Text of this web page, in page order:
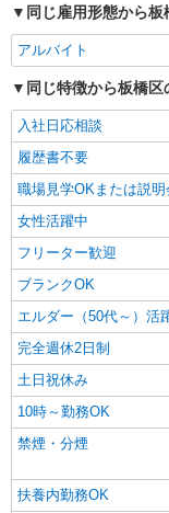
同じ雇用形態から
アルバイト
同じ特徴から板橋
入社日応相談
履歴書不要
職場見学OKまたは説明
女性活躍中
フリーター歓迎
ブランクOK
エルダー（50代～）活
完全週休2日制
土日祝休み
10時～勤務OK
禁煙・分煙
扶養内勤務OK